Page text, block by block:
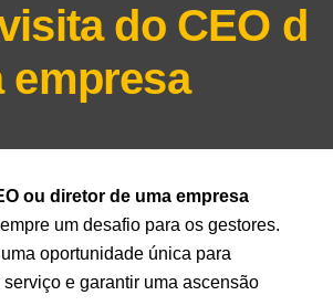
do CEO d
empresa
ou diretor de uma empresa
um desafio para os gestores.
oportunidade única para
e garantir uma ascensão